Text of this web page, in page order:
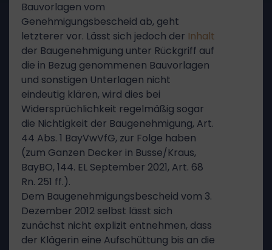
Bauvorlagen vom
Genehmigungsbescheid ab, geht
letzterer vor. Lässt sich jedoch der Inhalt
der Baugenehmigung unter Rückgriff auf
die in Bezug genommenen Bauvorlagen
und sonstigen Unterlagen nicht
eindeutig klären, wird dies bei
Widersprüchlichkeit regelmäßig sogar
die Nichtigkeit der Baugenehmigung, Art.
44 Abs. 1 BayVwVfG, zur Folge haben
(zum Ganzen Decker in Busse/Kraus,
BayBO, 144. EL September 2021, Art. 68
Rn. 251 ff.).
Dem Baugenehmigungsbescheid vom 3.
Dezember 2012 selbst lässt sich
zunächst nicht explizit entnehmen, dass
der Klägerin eine Aufschüttung bis an die